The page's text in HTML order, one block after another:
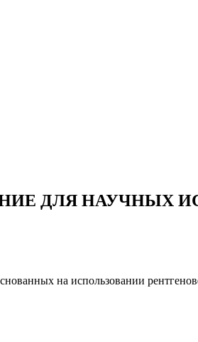
ДЛЯ НАУЧНЫХ
на использовании